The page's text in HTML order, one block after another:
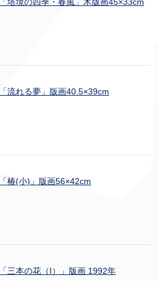
流れる夢」版画40.5×39cm
椿(小)」版画56×42cm
三本の花（I）」版画 1992年